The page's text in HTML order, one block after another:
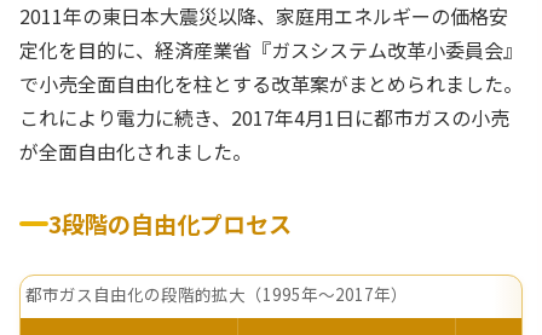
2011年の東日本大震災以降、家庭用エネルギーの価格安
定化を目的に、経済産業省『ガスシステム改革小委員会』
で小売全面自由化を柱とする改革案がまとめられました。
これにより電力に続き、2017年4月1日に都市ガスの小売
が全面自由化されました。
3段階の自由化プロセス
都市ガス自由化の段階的拡大（1995年〜2017年）